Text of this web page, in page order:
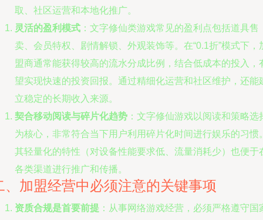
取、社区运营和本地化推广。
灵活的盈利模式 ：文字修仙类游戏常见的盈利点包括道具售
卖、会员特权、剧情解锁、外观装饰等。在“0.1折”模式下，
盟商通常能获得较高的流水分成比例，结合低成本的投入，
望实现快速的投资回报。通过精细化运营和社区维护，还能
立稳定的长期收入来源。
契合移动阅读与碎片化趋势 ：文字修仙游戏以阅读和策略选
为核心，非常符合当下用户利用碎片化时间进行娱乐的习惯
其轻量化的特性（对设备性能要求低、流量消耗少）也便于
各类渠道进行推广和传播。
、加盟经营中必须注意的关键事项
资质合规是首要前提 ：从事网络游戏经营，必须严格遵守国